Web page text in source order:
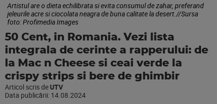
Artistul are o dieta echilibrata si evita consumul de zahar, preferand
jeleurile acre si ciocolata neagra de buna calitate la desert.//Sursa
foto: Profimedia Images
50 Cent, in Romania. Vezi lista
integrala de cerinte a rapperului: de
la Mac n Cheese si ceai verde la
crispy strips si bere de ghimbir
Articol scris de UTV
Data publicării: 14.08.2024